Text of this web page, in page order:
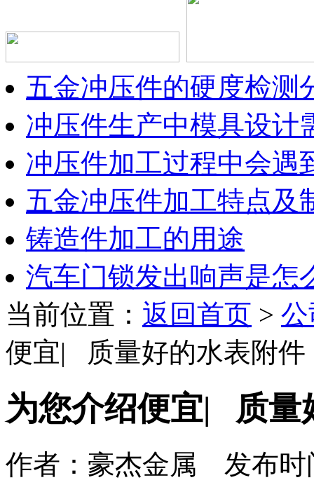
五金冲压件的硬度检测
冲压件生产中模具设计
冲压件加工过程中会遇
五金冲压件加工特点及
铸造件加工的用途
汽车门锁发出响声是怎
当前位置： 返回首页 >
便宜| 质量好的水表附件
为您介绍便宜| 质量
作者：豪杰金属 发布时